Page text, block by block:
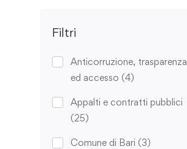
Filtri
Anticorruzione, trasparenza
ed accesso (4)
Appalti e contratti pubblici
(25)
Comune di Bari (3)